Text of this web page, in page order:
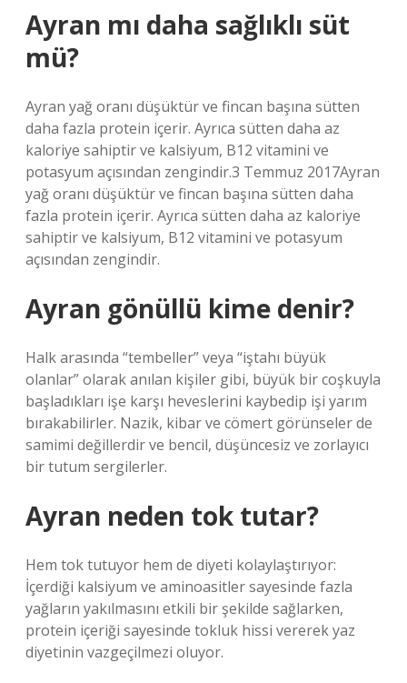
Ayran mı daha sağlıklı süt
mü?
Ayran yağ oranı düşüktür ve fincan başına sütten
daha fazla protein içerir. Ayrıca sütten daha az
kaloriye sahiptir ve kalsiyum, B12 vitamini ve
potasyum açısından zengindir.3 Temmuz 2017Ayran
yağ oranı düşüktür ve fincan başına sütten daha
fazla protein içerir. Ayrıca sütten daha az kaloriye
sahiptir ve kalsiyum, B12 vitamini ve potasyum
açısından zengindir.
Ayran gönüllü kime denir?
Halk arasında “tembeller” veya “iştahı büyük
olanlar” olarak anılan kişiler gibi, büyük bir coşkuyla
başladıkları işe karşı heveslerini kaybedip işi yarım
bırakabilirler. Nazik, kibar ve cömert görünseler de
samimi değillerdir ve bencil, düşüncesiz ve zorlayıcı
bir tutum sergilerler.
Ayran neden tok tutar?
Hem tok tutuyor hem de diyeti kolaylaştırıyor:
İçerdiği kalsiyum ve aminoasitler sayesinde fazla
yağların yakılmasını etkili bir şekilde sağlarken,
protein içeriği sayesinde tokluk hissi vererek yaz
diyetinin vazgeçilmezi oluyor.